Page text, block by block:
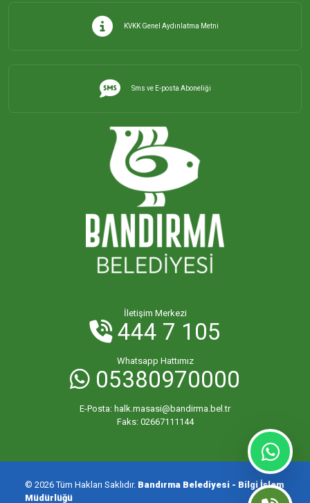
KVKK Genel Aydınlatma Metni
Sms ve E-posta Aboneliği
İletişim Merkezi
444 7 105
Whatsapp Hattımız
05380970000
E-Posta: halk.masasi@bandirma.bel.tr
Faks: 02667111144
© 2026 Tüm Hakları Saklıdır. Bandırma Belediyesi - Bilgi İşlem
Müdürlüğü